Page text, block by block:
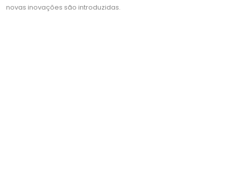
novas inovações são introduzidas.